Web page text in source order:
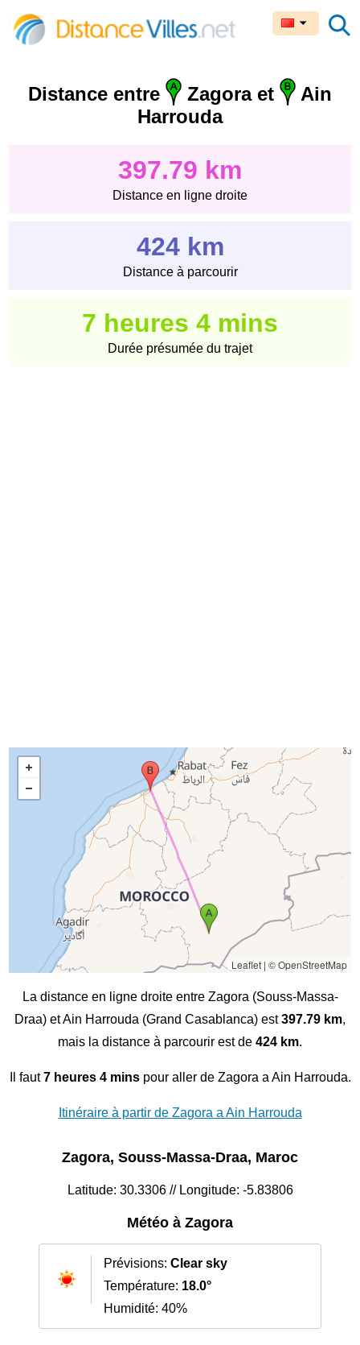
Distance entre Zagora et
Ain
Harrouda
397.79 km
Distance en ligne droite
424 km
Distance à parcourir
7 heures 4 mins
Durée présumée du trajet
Leaflet| © OpenStreetMap
La distance en ligne droite entre Zagora (Souss-Massa-
Draa) et Ain Harrouda (Grand Casablanca) est397.79 km,
mais la distance à parcourir est de 424 km.
Il faut7 heures 4 minspour aller de Zagora a Ain Harrouda.
Itinéraire à partir de Zagora a Ain Harrouda
Zagora, Souss-Massa-Draa, Maroc
Latitude: 30.3306 // Longitude: -5.83806
Météo à Zagora
Prévisions: Clear sky
Température: 18.0°
Humidité: 40%